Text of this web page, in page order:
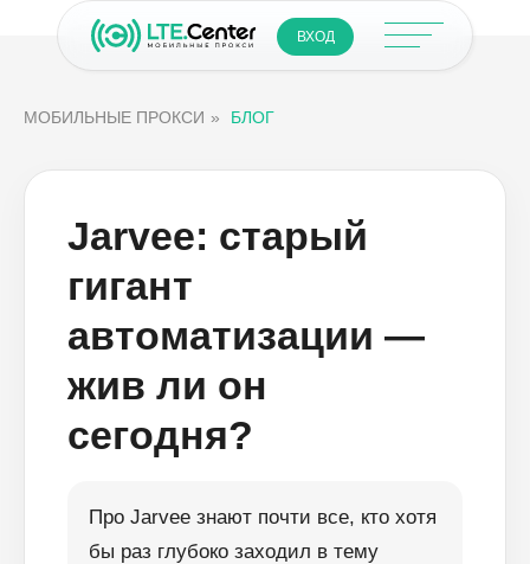
ВХОД
МОБИЛЬНЫЕ ПРОКСИ » БЛОГ
Jarvee: старый
гигант
автоматизации —
жив ли он
сегодня?
Про Jarvee знают почти все, кто хотя
бы раз глубоко заходил в тему